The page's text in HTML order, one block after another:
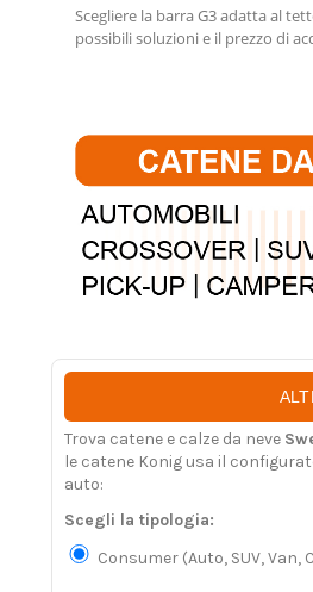
Scegliere la barra G3 adatta al
possibili soluzioni e il prezzo di
Trova catene e calze da neve
le catene Konig usa il
auto:
Scegli la tipologia:
Consumer (Auto, SUV, Van,